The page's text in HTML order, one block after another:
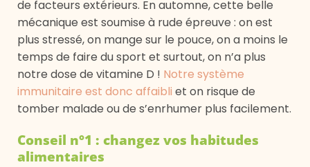
de facteurs extérieurs. En automne, cette belle
mécanique est soumise à rude épreuve : on est
plus stressé, on mange sur le pouce, on a moins le
temps de faire du sport et surtout, on n’a plus
notre dose de vitamine D ! Notre système
immunitaire est donc affaibli et on risque de
tomber malade ou de s’enrhumer plus facilement.
Conseil n°1 : changez vos habitudes
alimentaires